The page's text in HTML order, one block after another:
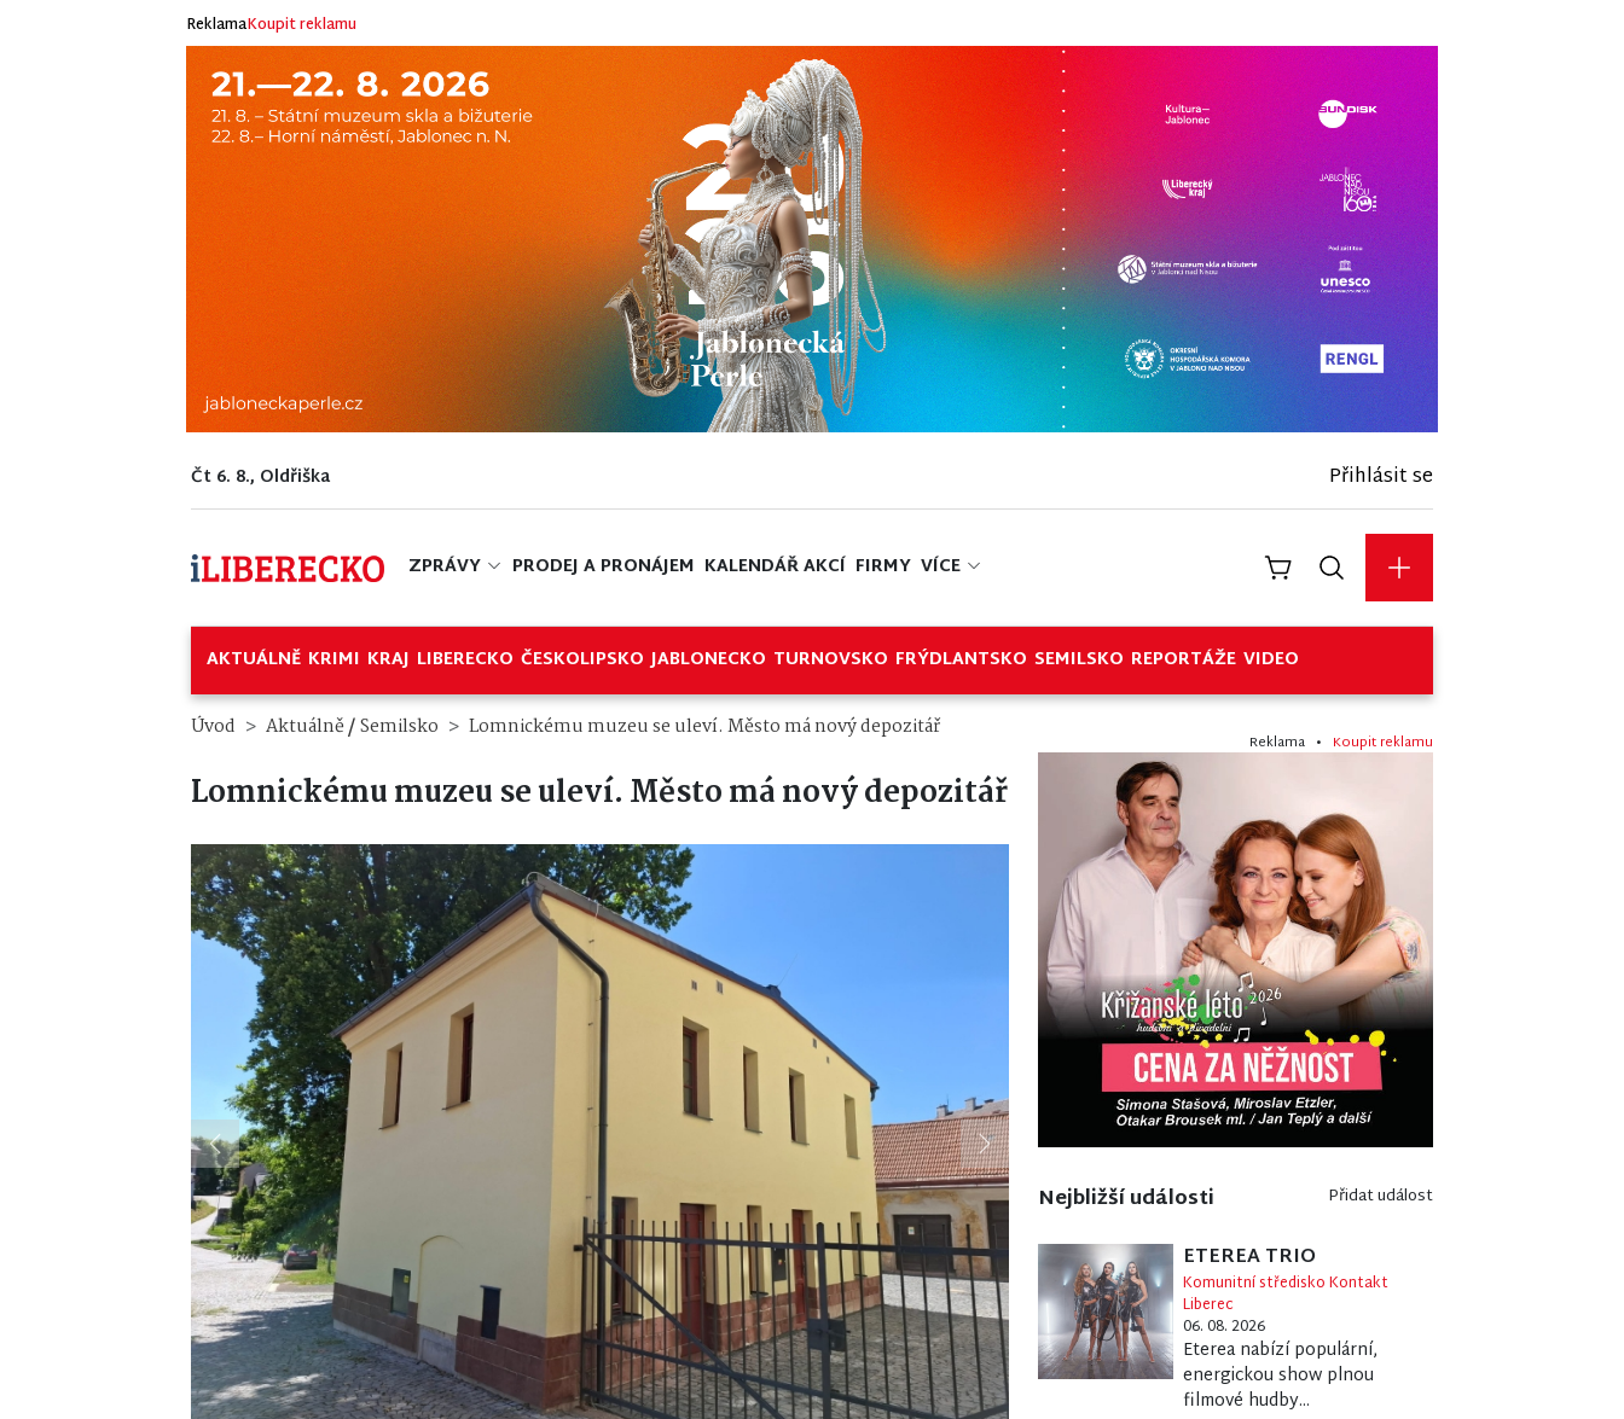
ReklamaKoupit reklamu
Čt 6. 8., Oldřiška Přihlásit se
ZPRÁVY PRODEJ A PRONÁJEM KALENDÁŘ AKCÍ FIRMY VÍCE
AKTUÁLNĚ KRIMI KRAJ LIBERECKO ČESKOLIPSKO JABLONECKO TURNOVSKO FRÝDLANTSKO SEMILSKO REPORTÁŽE VIDEO
Úvod Aktuálně/Semilsko Lomnickému muzeu se uleví. Město má nový depozitář
Lomnickému muzeu se uleví. Město má nový depozitář
Previous Next
Reklama • Koupit reklamu
Nejbližší události Přidat událost
ETEREA TRIO
Komunitní středisko Kontakt
Liberec
06. 08. 2026
Eterea nabízí populární,
energickou show plnou
filmové hudby...